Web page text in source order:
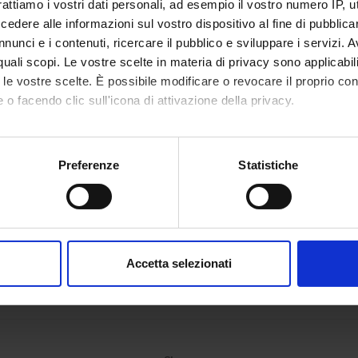
i vostri dati personali, ad esempio il vostro numero IP,
alle informazioni sul vostro dispositivo al fine di
e i contenuti, ricercare il pubblico e sviluppare i servizi.
scopi. Le vostre scelte in materia di privacy sono
vostre scelte. È possibile modificare o revocare il proprio
o facendo clic sull'icona di attivazione della privacy.
anche:
sulla tua posizione geografica, con un'approssimazione di
in qualsiasi momento dalla Dichiarazione sui cookie.
Preferenze Statistiche
Accetta selezionati